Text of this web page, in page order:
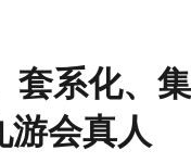
套系化、
游会真人